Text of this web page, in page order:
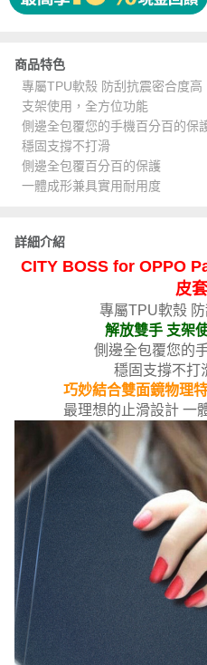
商品特色
專屬TPU軟殼 防刮抗震密合度高
支架使用，全方位功能
側邊全包覆您的手機百分百的保
穩固支撐不打滑
側邊全包覆百分百的保護
一體成形兼具實用耐用度
詳細介紹
CITY BOSS for OPPO
皮
專屬TPU軟殼
解放雙手 支架
側邊全包覆您的
穩固支撐不打
巧妙結合雙面鏡物理
最理想的止滑設計 一